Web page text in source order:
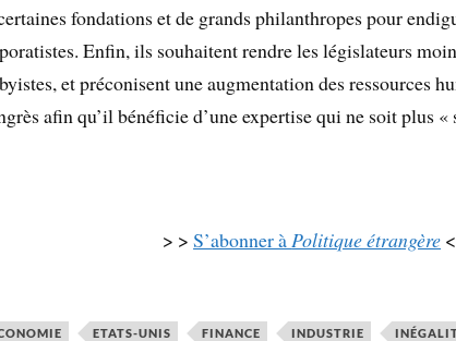
fondations et de grands philanthropes pour
Enfin, ils souhaitent rendre les législateurs
et préconisent une augmentation des ressources
afin qu’il bénéficie d’une expertise qui ne soit plus «
> >S’abonner àPolitique étrangère
ETATS-UNIS FINANCE INDUSTRIE